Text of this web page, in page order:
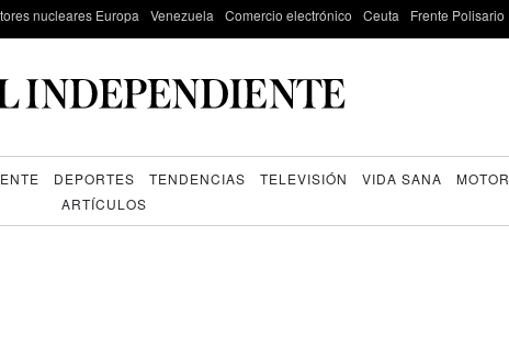
nucleares Europa Venezuela Comercio electrónico Ceuta Frente Polisario
DEPORTES TENDENCIAS TELEVISIÓN VIDA SANA MOTOR
ARTÍCULOS